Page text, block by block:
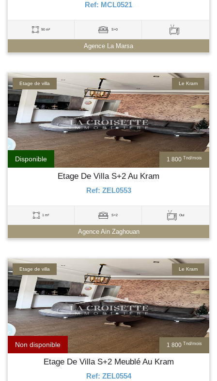
Ref: MCL0521
90 m² S+0
Agence La Marsa
1 800 Tnd/mois
Disponible
Le Kram
Etage de villa
Etage De Villa S+2 Au Kram
Ref: ZEL0553
1 m² S+2 Oui
Agence Ain Zaghouan
1 800 Tnd/mois
Non disponible
Le Kram
Etage de villa
Etage De Villa S+2 Meublé Au Kram
Ref: ZEL0554